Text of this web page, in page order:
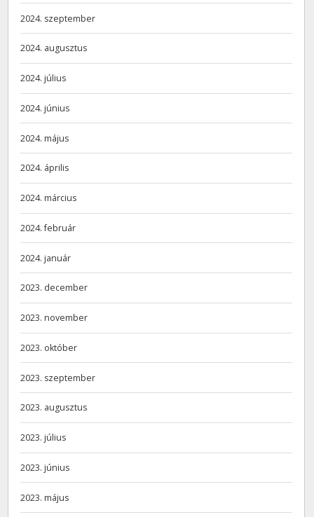
2024. szeptember
2024. augusztus
2024. július
2024. június
2024. május
2024. április
2024. március
2024. február
2024. január
2023. december
2023. november
2023. október
2023. szeptember
2023. augusztus
2023. július
2023. június
2023. május